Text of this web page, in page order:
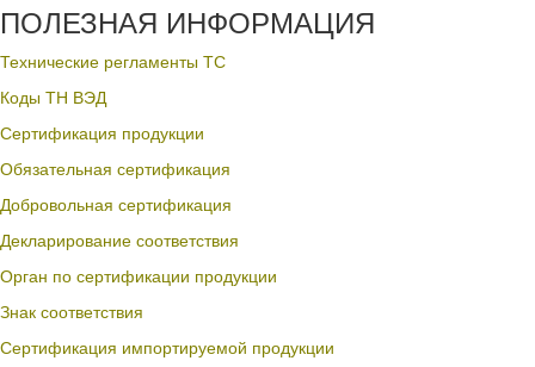
ПОЛЕЗНАЯ ИНФОРМАЦИЯ
Технические регламенты ТС
Коды ТН ВЭД
Сертификация продукции
Обязательная сертификация
Добровольная сертификация
Декларирование соответствия
Орган по сертификации продукции
Знак соответствия
Сертификация импортируемой продукции